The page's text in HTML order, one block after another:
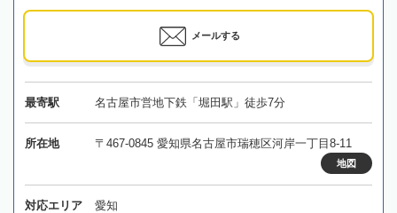
メールする
最寄駅 名古屋市営地下鉄「堀田駅」徒歩7分
所在地 〒467-0845 愛知県名古屋市瑞穂区河岸一丁目8-11
地図
対応エリア 愛知